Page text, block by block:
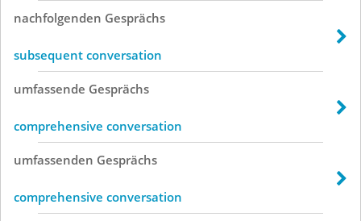
nachfolgenden Gesprächs
subsequent conversation
umfassende Gesprächs
comprehensive conversation
umfassenden Gesprächs
comprehensive conversation